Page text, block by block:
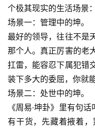
个极其现实的生活场景：
场景一：管理中的坤。
最好的领导，往往不是
那个人。真正厉害的老
扛雷，能容忍下属犯错
装下多大的委屈，你就
场景二：处世中的坤。
《周易·坤卦》里有句
有干货，先藏着掖着